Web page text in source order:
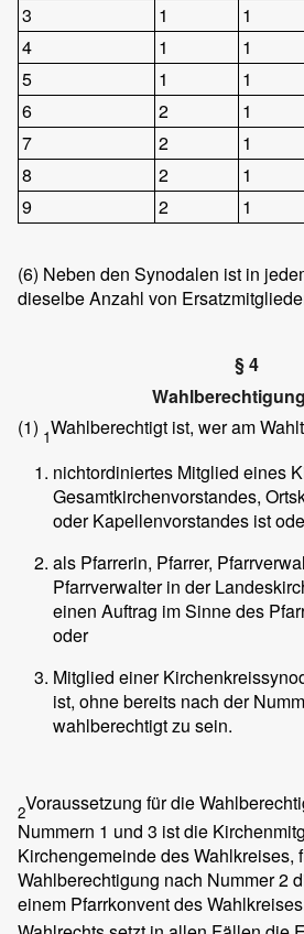
3 1 1
4
1 1
5
1 1
6
2 1
7
2 1
8
2 1
9
2 1
(6) Neben den Synodalen ist in
dieselbe Anzahl von
§ 4
Wahlberechtigung
(1) 1Wahlberechtigt ist, wer am
nichtordiniertes Mitglied eines
Gesamtkirchenvorstandes,
oder Kapellenvorstandes ist
als Pfarrerin, Pfarrer,
Pfarrverwalter in der
einen Auftrag im Sinne des
oder
Mitglied einer
ist, ohne bereits nach der
wahlberechtigt zu sein.
2Voraussetzung für die
Nummern 1 und 3 ist die
Kirchengemeinde des Wahlkreises,
Wahlberechtigung nach Nummer 2
einem Pfarrkonvent des